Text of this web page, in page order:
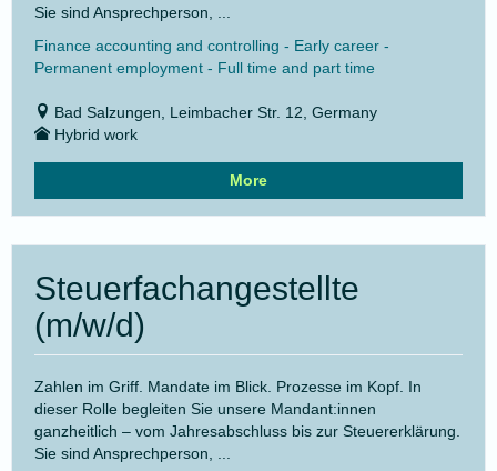
Sie sind Ansprechperson, ...
Finance accounting and controlling - Early career -
Permanent employment - Full time and part time
Bad Salzungen, Leimbacher Str. 12, Germany
Hybrid work
More
Steuerfachangestellte
(m/w/d)
Zahlen im Griff. Mandate im Blick. Prozesse im Kopf. In
dieser Rolle begleiten Sie unsere Mandant:innen
ganzheitlich – vom Jahresabschluss bis zur Steuererklärung.
Sie sind Ansprechperson, ...